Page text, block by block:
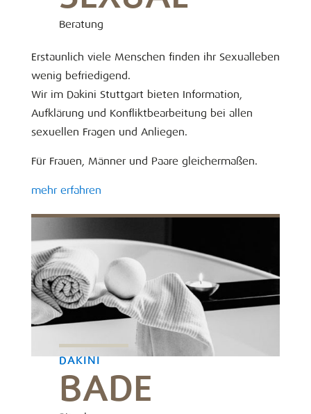
Beratung
Erstaunlich viele Menschen finden ihr Sexualleben
wenig befriedigend.
Wir im Dakini Stuttgart bieten Information,
Aufklärung und Konfliktbearbeitung bei allen
sexuellen Fragen und Anliegen.
Für Frauen, Männer und Paare gleichermaßen.
mehr erfahren
DAKINI
BADE